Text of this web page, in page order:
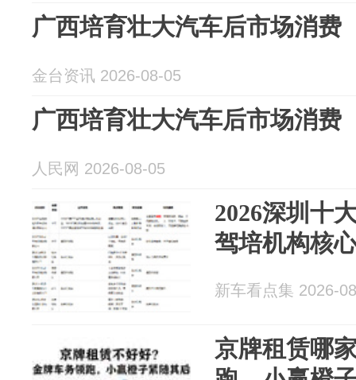
广西培育壮大汽车后市场消费
金台资讯 2026-08-05
广西培育壮大汽车后市场消费
人民网 2026-08-05
2026深圳十
驾培机构核
新车看点集 2026-
京牌租赁哪